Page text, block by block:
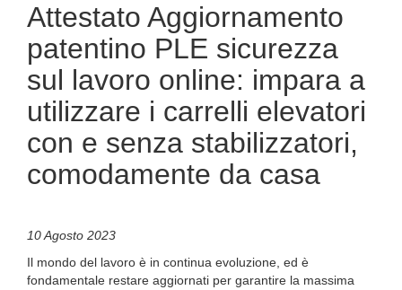
Attestato Aggiornamento
patentino PLE sicurezza
sul lavoro online: impara a
utilizzare i carrelli elevatori
con e senza stabilizzatori,
comodamente da casa
10 Agosto 2023
Il mondo del lavoro è in continua evoluzione, ed è
fondamentale restare aggiornati per garantire la massima